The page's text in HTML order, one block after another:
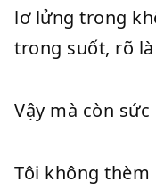
lơ lửng trong
trong suốt, rõ
Vậy mà còn
Tôi không thèm